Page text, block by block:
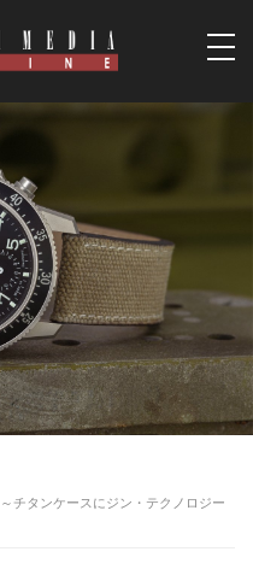
チタンケースにジン・テクノロジー